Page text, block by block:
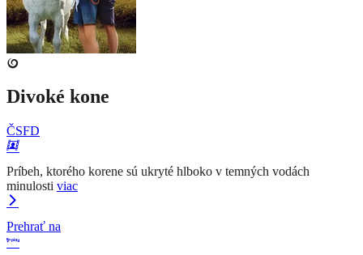
Divoké kone
ČSFD
Príbeh, ktorého korene sú ukryté hlboko v temných vodách
minulosti viac
Prehrať na